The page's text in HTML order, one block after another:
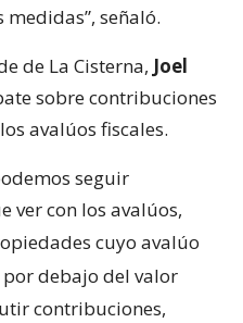
señaló.
de La Cisterna, Joel
sobre contribuciones
avalúos fiscales.
seguir
ver con los avalúos,
cuyo avalúo
por debajo del valor
contribuciones,